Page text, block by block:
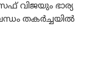
വിജയും ഭാര്യ
തകർച്ചയിൽ